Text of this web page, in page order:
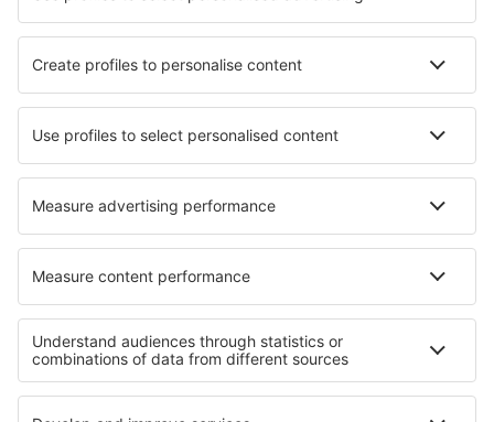
Hotels in Aguni Hotels in Wintrich Hotels in Zossen
Hotels Giuliano Di Roma
Hotels in Krkonose Mountains
Hotels auf West Bohemian spa triangle Hotels in Tschechien
Hotels in Luxor Hotels in Disneyland Paris